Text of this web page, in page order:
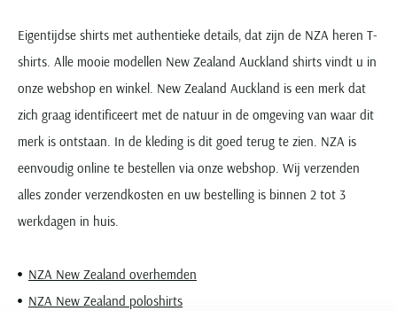
Eigentijdse shirts met authentieke details, dat zijn de NZA heren T-
shirts. Alle mooie modellen New Zealand Auckland shirts vindt u in
onze webshop en winkel. New Zealand Auckland is een merk dat
zich graag identificeert met de natuur in de omgeving van waar dit
merk is ontstaan. In de kleding is dit goed terug te zien. NZA is
eenvoudig online te bestellen via onze webshop. Wij verzenden
alles zonder verzendkosten en uw bestelling is binnen 2 tot 3
werkdagen in huis.
NZA New Zealand overhemden
NZA New Zealand poloshirts